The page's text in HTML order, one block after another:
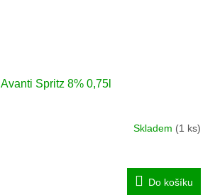
Avanti Spritz 8% 0,75l
Skladem (1 ks)
Do košíku